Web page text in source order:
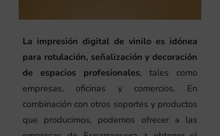
La impresión digital de vinilo es idónea
para rotulación, señalización y decoración
de espacios profesionales, tales como
empresas, oficinas y comercios. En
combinación con otros soportes y productos
que producimos, podemos ofrecer a las